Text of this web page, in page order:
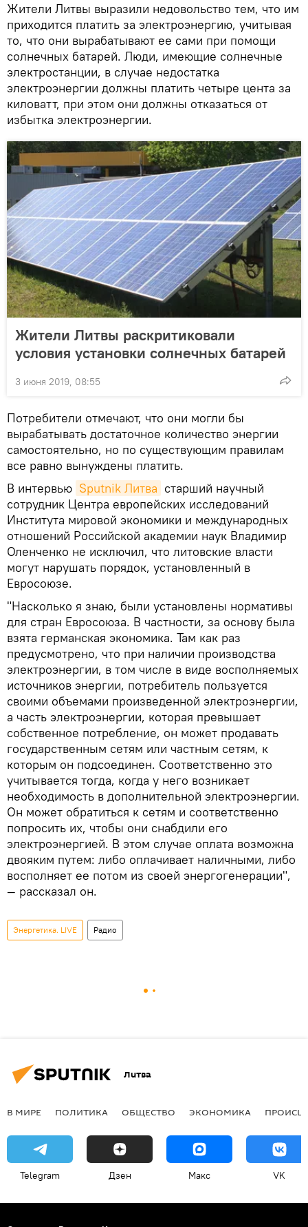
Жители Литвы выразили недовольство тем, что им
приходится платить за электроэнергию, учитывая
то, что они вырабатывают ее сами при помощи
солнечных батарей. Люди, имеющие солнечные
электростанции, в случае недостатка
электроэнергии должны платить четыре цента за
киловатт, при этом они должны отказаться от
избытка электроэнергии.
Жители Литвы раскритиковали
условия установки солнечных батарей
3 июня 2019, 08:55
Потребители отмечают, что они могли бы
вырабатывать достаточное количество энергии
самостоятельно, но по существующим правилам
все равно вынуждены платить.
В интервью Sputnik Литва старший научный
сотрудник Центра европейских исследований
Института мировой экономики и международных
отношений Российской академии наук Владимир
Оленченко не исключил, что литовские власти
могут нарушать порядок, установленный в
Евросоюзе.
"Насколько я знаю, были установлены нормативы
для стран Евросоюза. В частности, за основу была
взята германская экономика. Там как раз
предусмотрено, что при наличии производства
электроэнергии, в том числе в виде восполняемых
источников энергии, потребитель пользуется
своими объемами произведенной электроэнергии,
а часть электроэнергии, которая превышает
собственное потребление, он может продавать
государственным сетям или частным сетям, к
которым он подсоединен. Соответственно это
учитывается тогда, когда у него возникает
необходимость в дополнительной электроэнергии.
Он может обратиться к сетям и соответственно
попросить их, чтобы они снабдили его
электроэнергией. В этом случае оплата возможна
двояким путем: либо оплачивает наличными, либо
восполняет ее потом из своей энергогенерации",
— рассказал он.
Энергетика. LIVE Радио
Литва
В МИРЕ ПОЛИТИКА ОБЩЕСТВО ЭКОНОМИКА
Telegram Дзен Макс VK